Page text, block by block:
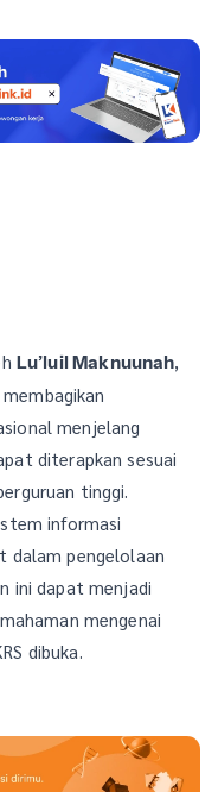
Lu’luil Maknuunah,
menjelang
diterapkan sesuai
tinggi.
informasi
dalam pengelolaan
ini dapat menjadi
mengenai
dibuka.